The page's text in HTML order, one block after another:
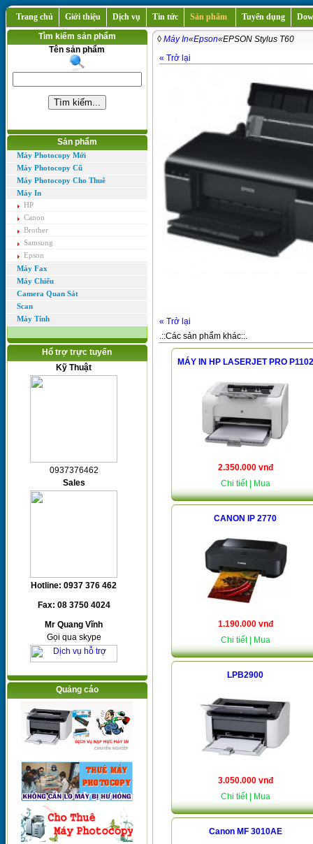
Trang chủ Giới thiệu Dịch vụ Tin tức Sản phẩm Tuyển dụng
Tìm kiếm sản phẩm
Tên sản phẩm
Sản phẩm
Máy Photocopy Mới
Máy Photocopy Cũ
Máy Photocopy Cho Thuê
Máy In
HP
Canon
Brother
Samsung
Epson
Máy Fax
Máy Chiếu
Camera Quan Sát
Scan
Máy Tính
Hổ trợ trực tuyến
Kỹ Thuật
0937376462
Sales
Hotline: 0937 376 462
Fax: 08 3750 4024
Mr Quang Vĩnh
Gọi qua skype
Quảng cáo
◊ Máy In«Epson«EPSON Stylus T60
« Trở lại
« Trở lại
.::Các sản phẩm khác::.
MÁY IN HP LASERJET PRO P1102
2.350.000 vnđ
Chi tiết
| Mua
CANON IP 2770
1.190.000 vnđ
Chi tiết
| Mua
LPB2900
3.050.000 vnđ
Chi tiết
| Mua
Canon MF 3010AE